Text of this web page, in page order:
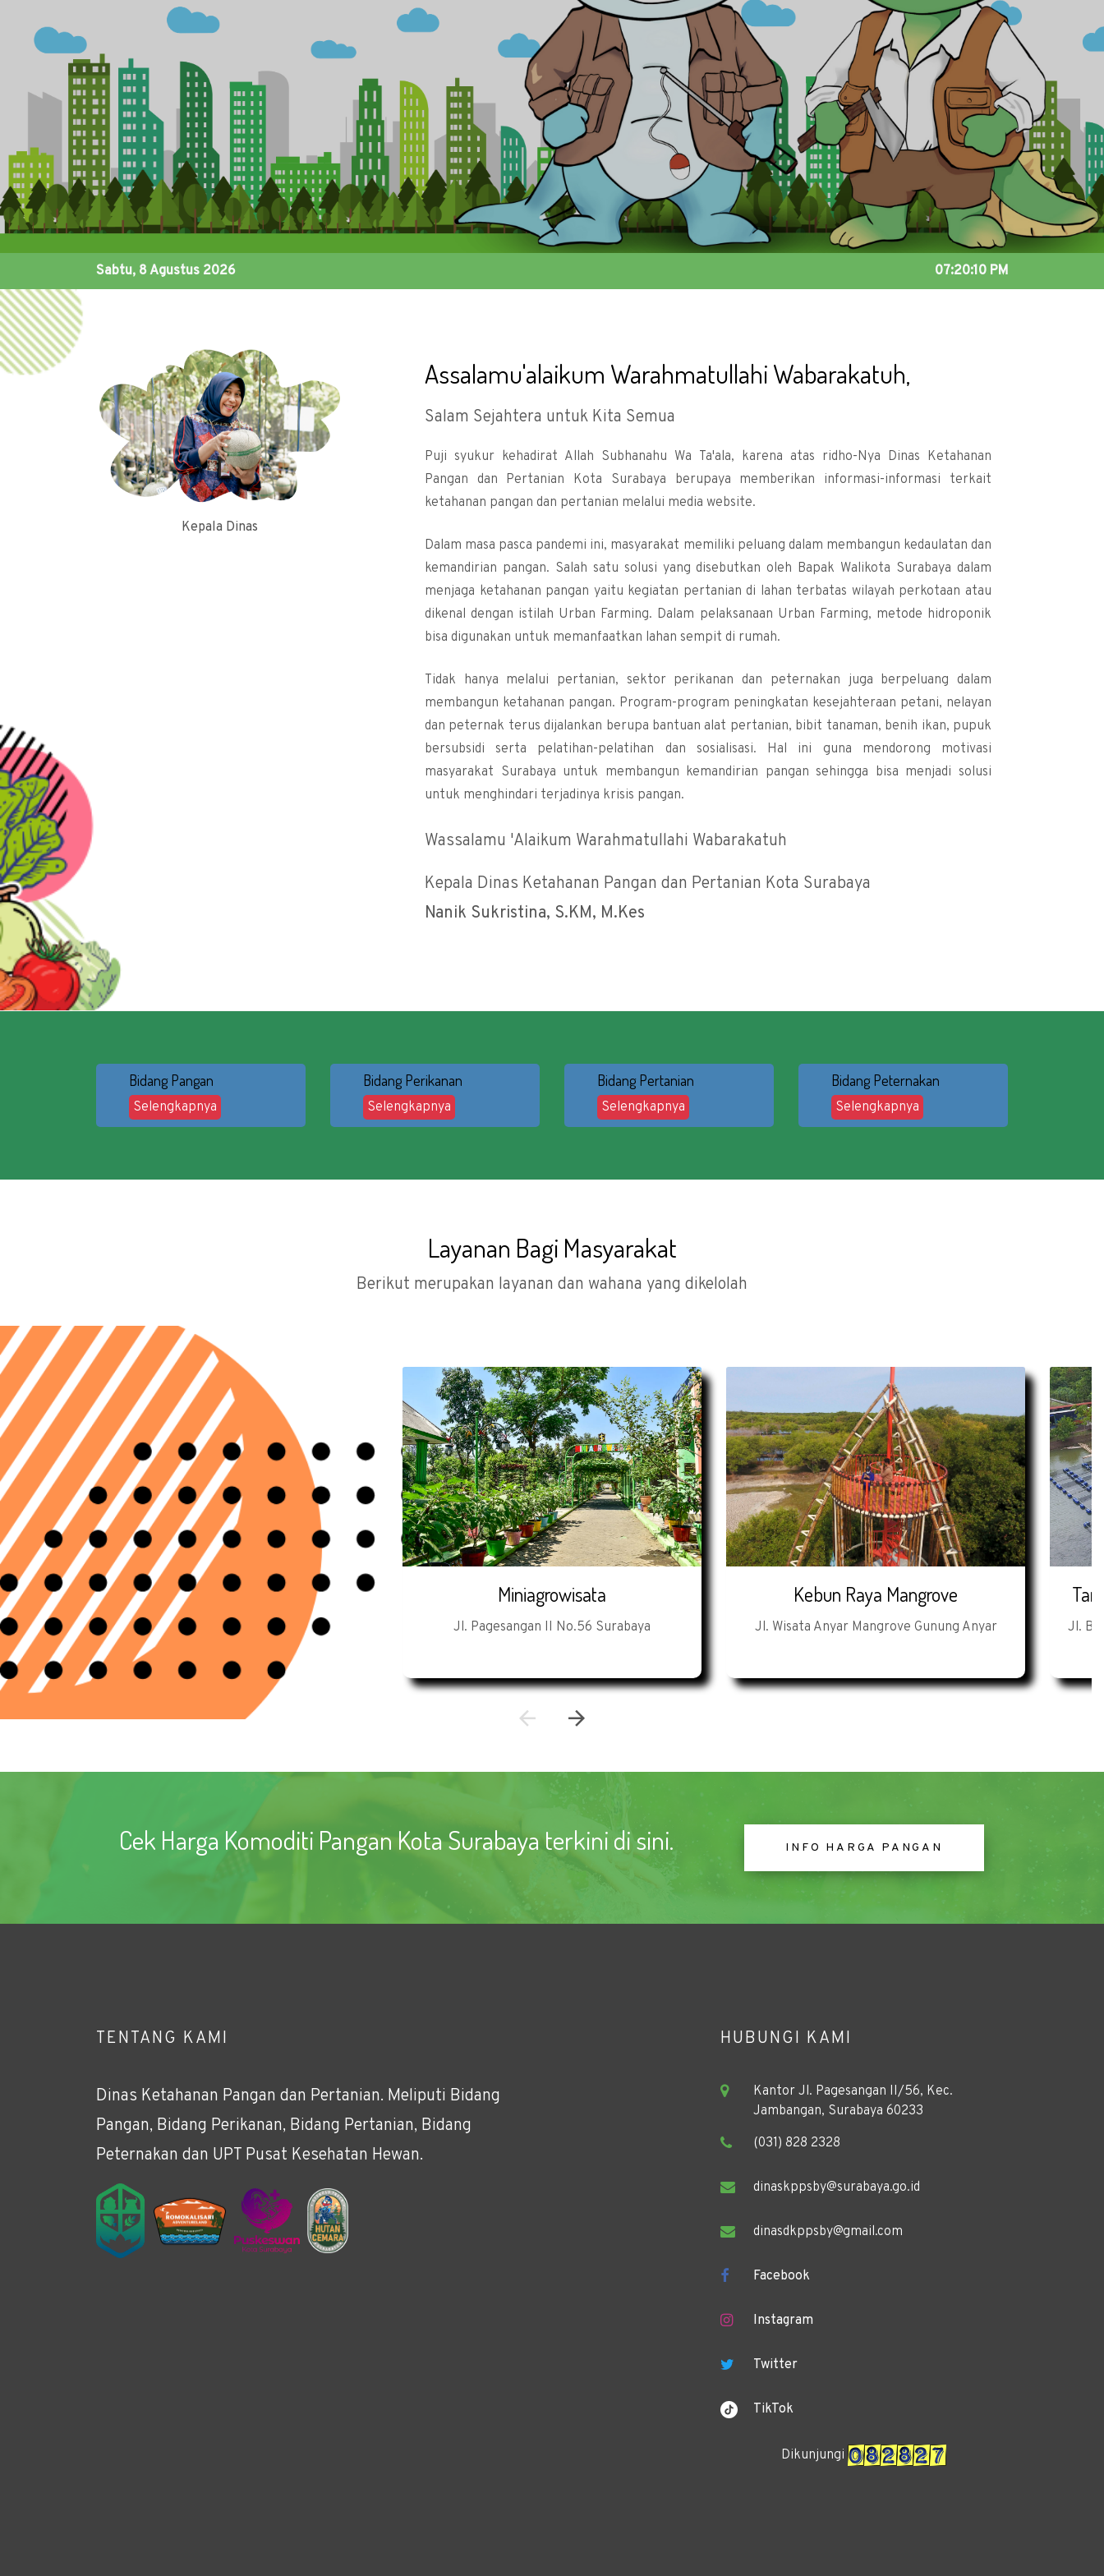
Sabtu, 8 Agustus 2026 07:20:11 PM
Kepala Dinas
Assalamu'alaikum Warahmatullahi Wabarakatuh,
Salam Sejahtera untuk Kita Semua
Puji syukur kehadirat Allah Subhanahu Wa Ta'ala, karena atas ridho-Nya Dinas Ketahanan
Pangan dan Pertanian Kota Surabaya berupaya memberikan informasi-informasi terkait
ketahanan pangan dan pertanian melalui media website.
Dalam masa pasca pandemi ini, masyarakat memiliki peluang dalam membangun kedaulatan dan
kemandirian pangan. Salah satu solusi yang disebutkan oleh Bapak Walikota Surabaya dalam
menjaga ketahanan pangan yaitu kegiatan pertanian di lahan terbatas wilayah perkotaan atau
dikenal dengan istilah Urban Farming. Dalam pelaksanaan Urban Farming, metode hidroponik
bisa digunakan untuk memanfaatkan lahan sempit di rumah.
Tidak hanya melalui pertanian, sektor perikanan dan peternakan juga berpeluang dalam
membangun ketahanan pangan. Program-program peningkatan kesejahteraan petani, nelayan
dan peternak terus dijalankan berupa bantuan alat pertanian, bibit tanaman, benih ikan, pupuk
bersubsidi serta pelatihan-pelatihan dan sosialisasi. Hal ini guna mendorong motivasi
masyarakat Surabaya untuk membangun kemandirian pangan sehingga bisa menjadi solusi
untuk menghindari terjadinya krisis pangan.
Wassalamu 'Alaikum Warahmatullahi Wabarakatuh
Kepala Dinas Ketahanan Pangan dan Pertanian Kota Surabaya
Nanik Sukristina, S.KM, M.Kes
Bidang Pangan
Selengkapnya
Bidang Perikanan
Selengkapnya
Bidang Pertanian
Selengkapnya
Bidang Peternakan
Selengkapnya
Layanan Bagi Masyarakat
Berikut merupakan layanan dan wahana yang dikelolah
Miniagrowisata
Jl. Pagesangan II No.56 Surabaya
Kebun Raya Mangrove
Jl. Wisata Anyar Mangrove Gunung Anyar Jl.
Cek Harga Komoditi Pangan Kota Surabaya terkini di sini. INFO HARGA PANGAN
TENTANG KAMI
Dinas Ketahanan Pangan dan Pertanian. Meliputi Bidang
Pangan, Bidang Perikanan, Bidang Pertanian, Bidang
Peternakan dan UPT Pusat Kesehatan Hewan.
HUBUNGI KAMI
Kantor Jl. Pagesangan II/56, Kec.
Jambangan, Surabaya 60233
(031) 828 2328
dinaskppsby@surabaya.go.id
dinasdkppsby@gmail.com
Facebook
Instagram
Twitter
TikTok
Dikunjungi